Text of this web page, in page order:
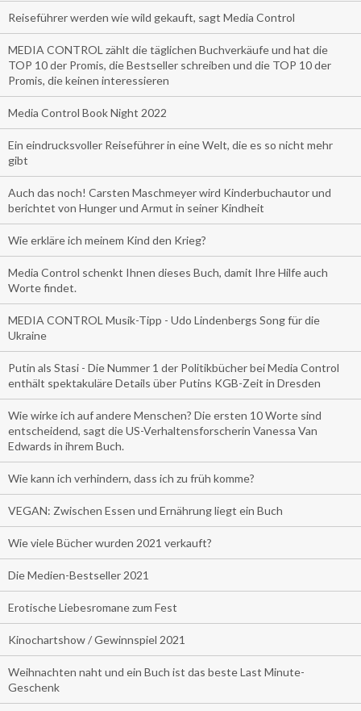
Reiseführer werden wie wild gekauft, sagt Media Control
MEDIA CONTROL zählt die täglichen Buchverkäufe und hat die
TOP 10 der Promis, die Bestseller schreiben und die TOP 10 der
Promis, die keinen interessieren
Media Control Book Night 2022
Ein eindrucksvoller Reiseführer in eine Welt, die es so nicht mehr
gibt
Auch das noch! Carsten Maschmeyer wird Kinderbuchautor und
berichtet von Hunger und Armut in seiner Kindheit
Wie erkläre ich meinem Kind den Krieg?
Media Control schenkt Ihnen dieses Buch, damit Ihre Hilfe auch
Worte findet.
MEDIA CONTROL Musik-Tipp - Udo Lindenbergs Song für die
Ukraine
Putin als Stasi - Die Nummer 1 der Politikbücher bei Media Control
enthält spektakuläre Details über Putins KGB-Zeit in Dresden
Wie wirke ich auf andere Menschen? Die ersten 10 Worte sind
entscheidend, sagt die US-Verhaltensforscherin Vanessa Van
Edwards in ihrem Buch.
Wie kann ich verhindern, dass ich zu früh komme?
VEGAN: Zwischen Essen und Ernährung liegt ein Buch
Wie viele Bücher wurden 2021 verkauft?
Die Medien-Bestseller 2021
Erotische Liebesromane zum Fest
Kinochartshow / Gewinnspiel 2021
Weihnachten naht und ein Buch ist das beste Last Minute-
Geschenk